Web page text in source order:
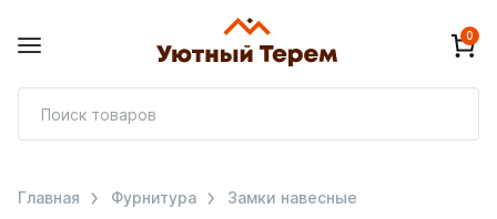
0
Главная Фурнитура Замки навесные